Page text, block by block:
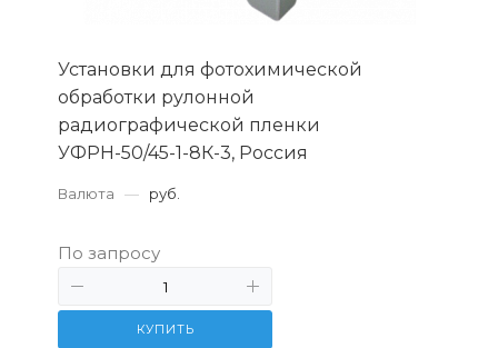
Установки для фотохимической
обработки рулонной
радиографической пленки
УФРН-50/45-1-8К-3, Россия
Валюта — руб.
По запросу
КУПИТЬ